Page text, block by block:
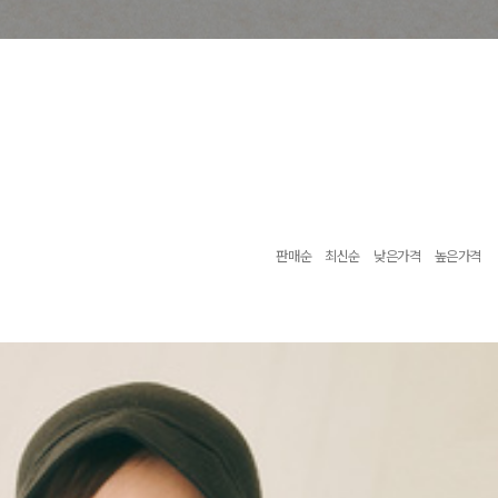
판매순 최신순 낮은가격 높은가격